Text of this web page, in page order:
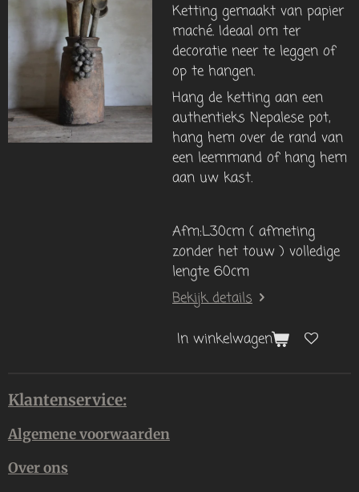
Ketting gemaakt van papier
maché. Ideaal om ter
decoratie neer te leggen of
op te hangen.
Hang de ketting aan een
authentieks Nepalese pot,
hang hem over de rand van
een leemmand of hang hem
aan uw kast.
Afm:L30cm ( afmeting
zonder het touw ) volledige
lengte 60cm
Bekijk details
In winkelwagen
Klantenservice:
Algemene voorwaarden
Over ons